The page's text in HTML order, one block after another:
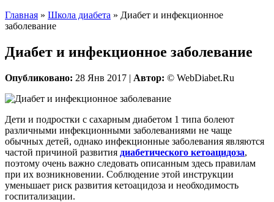
Главная » Школа диабета » Диабет и инфекционное
заболевание
Диабет и инфекционное заболевание
Опубликовано: 28 Янв 2017 | Автор: © WebDiabet.Ru
Дети и подростки с сахарным диабетом 1 типа болеют
различными инфекционными заболеваниями не чаще
обычных детей, однако инфекционные заболевания являются
частой причиной развития диабетического кетоацидоза,
поэтому очень важно следовать описанным здесь правилам
при их возникновении. Соблюдение этой инструкции
уменьшает риск развития кетоацидоза и необходимость
госпитализации.